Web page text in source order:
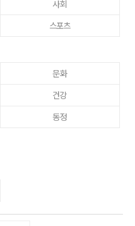
사회
스포츠
문화
건강
동정